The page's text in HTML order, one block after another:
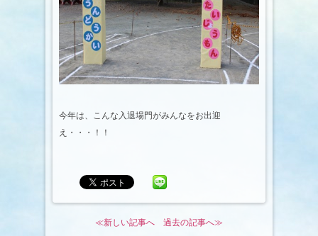
今年は、こんな入退場門がみんなをお出迎
え・・・！！
≪新しい記事へ 過去の記事へ≫